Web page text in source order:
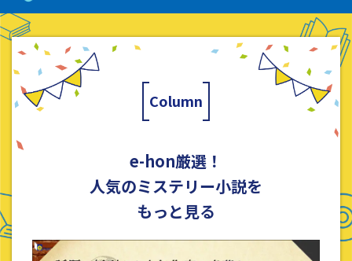
Column
e-hon厳選！
人気のミステリー小説を
もっと見る